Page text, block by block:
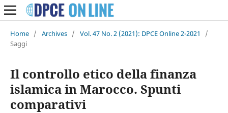
Home / Archives / Vol. 47 No. 2 (2021): DPCE Online 2-2021
/
Saggi
Il controllo etico della finanza
islamica in Marocco. Spunti
comparativi